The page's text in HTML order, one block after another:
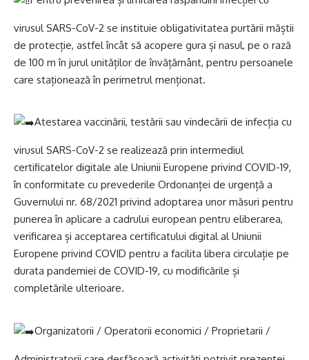
virusul SARS-CoV-2 se instituie obligativitatea purtării măștii
de protecție, astfel încât să acopere gura și nasul, pe o rază
de 100 m în jurul unităților de învățământ, pentru persoanele
care staționează în perimetrul menționat.
Atestarea vaccinării, testării sau vindecării de infecția cu
virusul SARS-CoV-2 se realizează prin intermediul
certificatelor digitale ale Uniunii Europene privind COVID-19,
în conformitate cu prevederile Ordonanței de urgență a
Guvernului nr. 68/2021 privind adoptarea unor măsuri pentru
punerea în aplicare a cadrului european pentru eliberarea,
verificarea și acceptarea certificatului digital al Uniunii
Europene privind COVID pentru a facilita libera circulație pe
durata pandemiei de COVID-19, cu modificările și
completările ulterioare.
Organizatorii / Operatorii economici / Proprietarii /